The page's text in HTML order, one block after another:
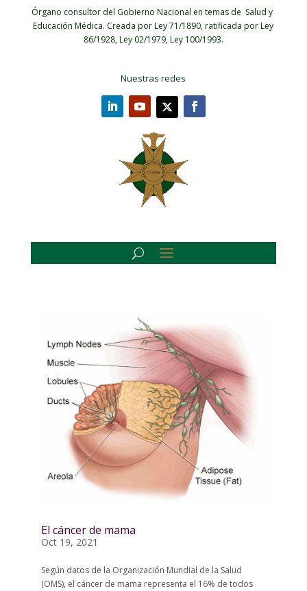
Órgano consultor del Gobierno Nacional en temas de Salud y
Educación Médica. Creada por Ley 71/1890, ratificada por Ley
86/1928, Ley 02/1979, Ley 100/1993.
Nuestras redes
El cáncer de mama
Oct 19, 2021
Según datos de la Organización Mundial de la Salud
(OMS), el cáncer de mama representa el 16% de todos